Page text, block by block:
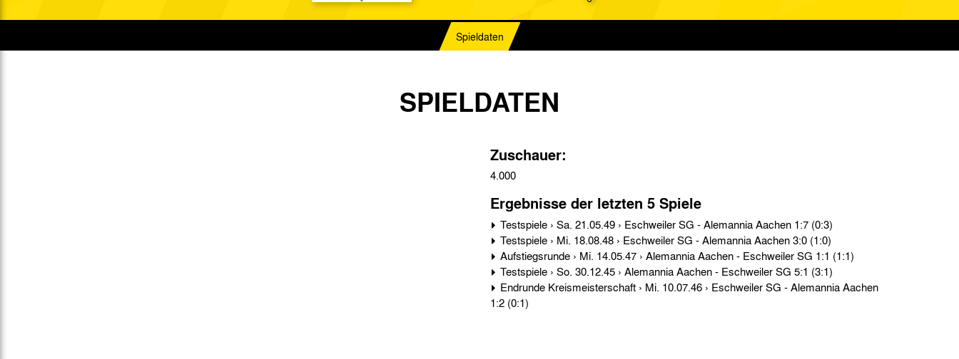
Spieldaten
SPIELDATEN
Zuschauer:
4.000
Ergebnisse der letzten 5 Spiele
Testspiele › Sa. 21.05.49 › Eschweiler SG - Alemannia Aachen 1:7 (0:3)
Testspiele › Mi. 18.08.48 › Eschweiler SG - Alemannia Aachen 3:0 (1:0)
Aufstiegsrunde › Mi. 14.05.47 › Alemannia Aachen - Eschweiler SG 1:1 (1:1)
Testspiele › So. 30.12.45 › Alemannia Aachen - Eschweiler SG 5:1 (3:1)
1:2 (0:1)